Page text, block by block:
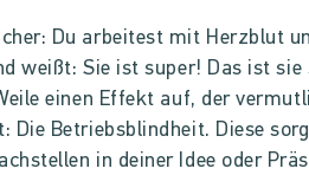
Du arbeitest mit Herzblut
weißt: Sie ist super! Das ist sie
einen Effekt auf, der
Die Betriebsblindheit. Diese
in deiner Idee oder